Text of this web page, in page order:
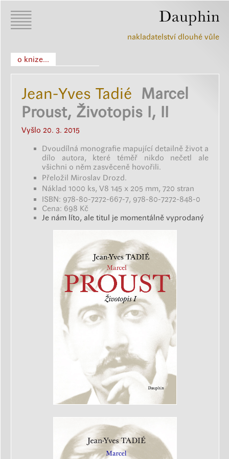
nakladatelství dlouhé vůle
o knize...
Jean-Yves Tadié Marcel
Proust, Životopis I, II
Vyšlo 20. 3. 2015
Dvoudílná monografie mapující detailně život a
dílo autora, které téměř nikdo nečetl ale
všichni o něm zasvěceně hovořili.
Přeložil Miroslav Drozd.
Náklad 1000 ks, V8 145 x 205 mm, 720 stran
ISBN: 978-80-7272-667-7, 978-80-7272-848-0
Cena: 698 Kč
Je nám líto, ale titul je momentálně vyprodaný